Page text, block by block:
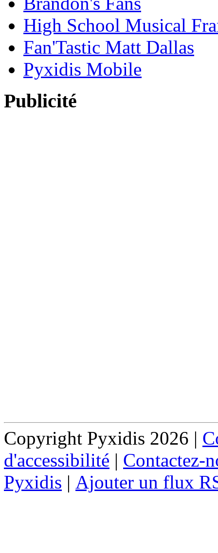
High School Musical
Fan'Tastic Matt Dallas
Pyxidis Mobile
Publicité
Copyright Pyxidis 2026 |
d'accessibilité | Contactez-
Pyxidis | Ajouter un flux